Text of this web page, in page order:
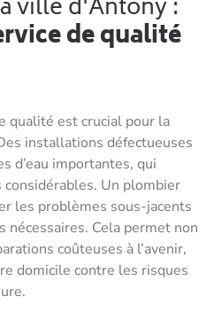
ville d'Antony :
de qualité
qualité est crucial pour la
installations défectueuses
d’eau importantes, qui
considérables. Un plombier
les problèmes sous-jacents
nécessaires. Cela permet non
coûteuses à l’avenir,
domicile contre les risques